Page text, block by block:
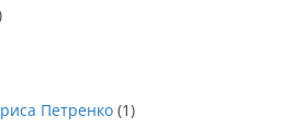
Петренко (1)